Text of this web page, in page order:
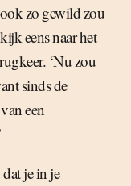
zo gewild zou
eens naar het
‘Nu zou
sinds de
een
je in je